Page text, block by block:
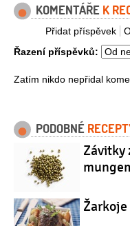
KOMENTÁŘE K
Přidat příspěvek
Řazení příspěvků:
Zatím nikdo nepřidal
PODOBNÉ
Závitky
Žarkoje